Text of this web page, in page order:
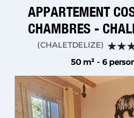
APPARTEMENT
CHAMBRES -
(CHALETDELIZE)
50 m² 6